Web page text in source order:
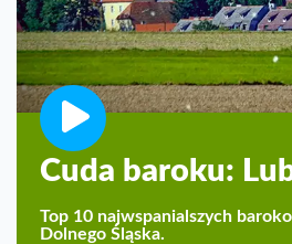
Cuda baroku:
Top 10 najwspanialszych
Dolnego Śląska.